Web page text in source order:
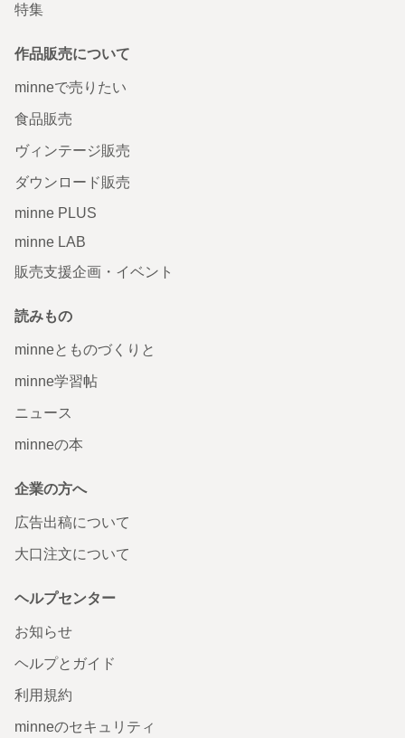
特集
作品販売について
minneで売りたい
食品販売
ヴィンテージ販売
ダウンロード販売
minne PLUS
minne LAB
販売支援企画・イベント
読みもの
minneとものづくりと
minne学習帖
ニュース
minneの本
企業の方へ
広告出稿について
大口注文について
ヘルプセンター
お知らせ
ヘルプとガイド
利用規約
minneのセキュリティ